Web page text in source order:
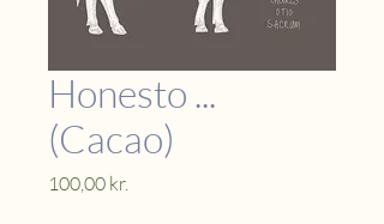
Honesto ...
(Cacao)
100,00 kr.